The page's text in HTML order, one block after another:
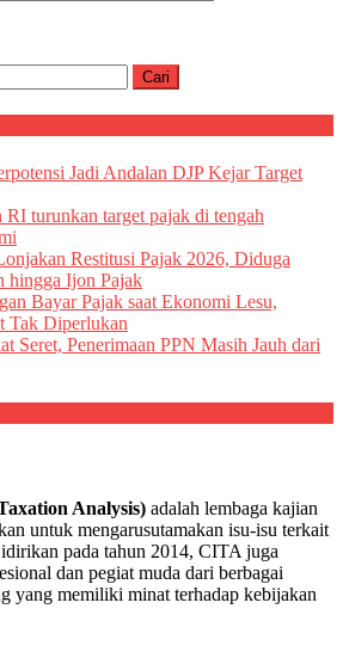
Jadi Andalan DJP Kejar Target
RI turunkan target pajak di tengah
Restitusi Pajak 2026, Diduga
hingga Ijon Pajak
Bayar Pajak saat Ekonomi Lesu,
Tak Diperlukan
Seret, Penerimaan PPN Masih Jauh dari
Analysis) adalah lembaga kajian
untuk mengarusutamakan isu-isu terkait
pada tahun 2014, CITA juga
dan pegiat muda dari berbagai
yang memiliki minat terhadap kebijakan